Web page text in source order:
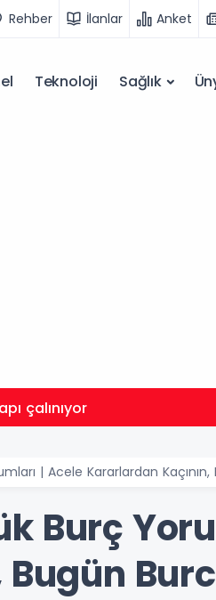
Rehber İlanlar Anket
Teknoloji Sağlık
çalınıyor
| Acele Kararlardan
Burç